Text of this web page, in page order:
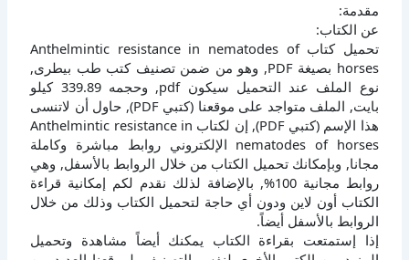
مقدمة:
عن الكتاب:
تحميل كتاب Anthelmintic resistance in nematodes of
horses بصيغة PDF, وهو من ضمن تصنيف كتب طب بيطرى,
نوع الملف عند التحميل سيكون pdf, وحجمه 339.89 كيلو
بايت, الملف متواجد على موقعنا (كتبي PDF), حاول أن لاتنسى
هذا الإسم (كتبي PDF), إن لكتاب Anthelmintic resistance in
nematodes of horses الإلكتروني روابط مباشرة وكاملة
مجانا, وبإمكانك تحميل الكتاب من خلال الروابط بالأسفل, وهي
روابط مجانية 100%, بالإضافة لذلك نقدم لكم إمكانية قراءة
الكتاب أون لاين ودون أي حاجة لتحميل الكتاب وذلك من خلال
الروابط بالأسفل أيضاً.
إذا إستمتعت بقراءة الكتاب يمكنك أيضاً مشاهدة وتحميل